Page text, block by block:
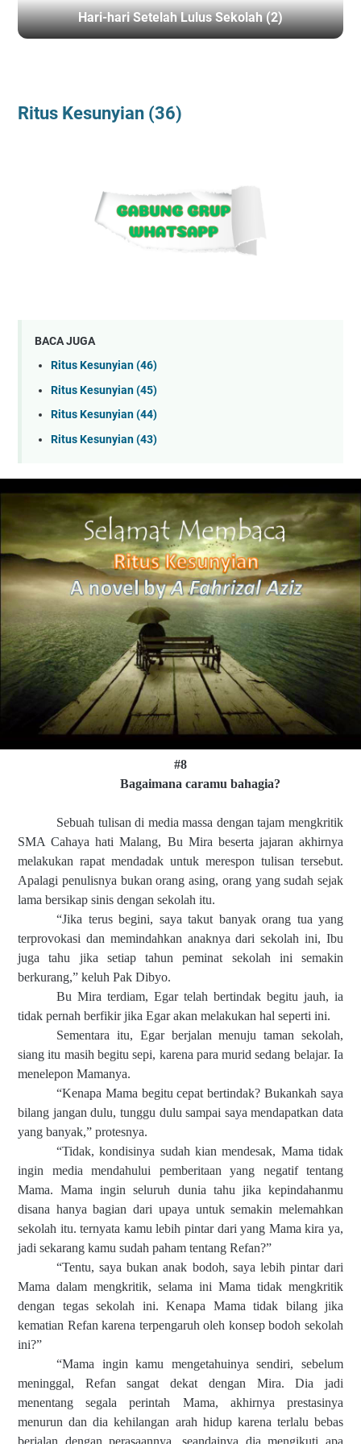
Hari-hari Setelah Lulus Sekolah (2)
Ritus Kesunyian (36)
BACA JUGA
Ritus Kesunyian (46)
Ritus Kesunyian (45)
Ritus Kesunyian (44)
Ritus Kesunyian (43)
#8
Bagaimana caramu bahagia?
Sebuah tulisan di media massa dengan tajam mengkritik
SMA Cahaya hati Malang, Bu Mira beserta jajaran akhirnya
melakukan rapat mendadak untuk merespon tulisan tersebut.
Apalagi penulisnya bukan orang asing, orang yang sudah sejak
lama bersikap sinis dengan sekolah itu.
“Jika terus begini, saya takut banyak orang tua yang
terprovokasi dan memindahkan anaknya dari sekolah ini, Ibu
juga tahu jika setiap tahun peminat sekolah ini semakin
berkurang,” keluh Pak Dibyo.
Bu Mira terdiam, Egar telah bertindak begitu jauh, ia
tidak pernah berfikir jika Egar akan melakukan hal seperti ini.
Sementara itu, Egar berjalan menuju taman sekolah,
siang itu masih begitu sepi, karena para murid sedang belajar. Ia
menelepon Mamanya.
“Kenapa Mama begitu cepat bertindak? Bukankah saya
bilang jangan dulu, tunggu dulu sampai saya mendapatkan data
yang banyak,” protesnya.
“Tidak, kondisinya sudah kian mendesak, Mama tidak
ingin media mendahului pemberitaan yang negatif tentang
Mama. Mama ingin seluruh dunia tahu jika kepindahanmu
disana hanya bagian dari upaya untuk semakin melemahkan
sekolah itu. ternyata kamu lebih pintar dari yang Mama kira ya,
jadi sekarang kamu sudah paham tentang Refan?”
“Tentu, saya bukan anak bodoh, saya lebih pintar dari
Mama dalam mengkritik, selama ini Mama tidak mengkritik
dengan tegas sekolah ini. Kenapa Mama tidak bilang jika
kematian Refan karena terpengaruh oleh konsep bodoh sekolah
ini?”
“Mama ingin kamu mengetahuinya sendiri, sebelum
meninggal, Refan sangat dekat dengan Mira. Dia jadi
menentang segala perintah Mama, akhirnya prestasinya
menurun dan dia kehilangan arah hidup karena terlalu bebas